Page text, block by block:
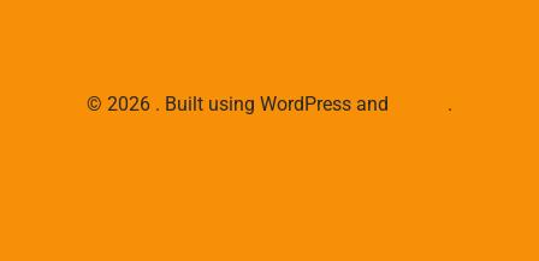
© 2026 . Built using WordPress and .